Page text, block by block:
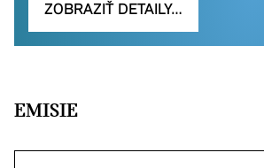
ZOBRAZIŤ DETAILY…
EMISIE